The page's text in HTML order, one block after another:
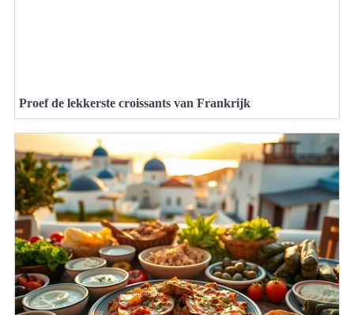
Proef de lekkerste croissants van Frankrijk